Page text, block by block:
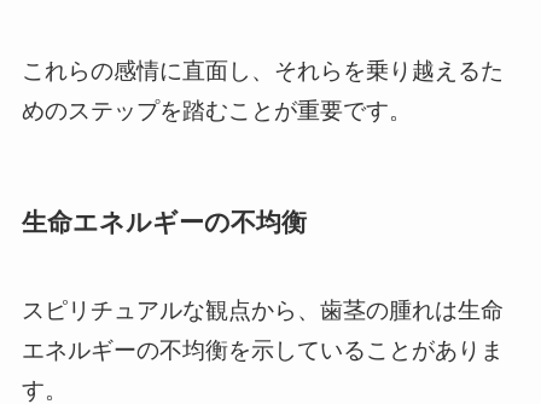
これらの感情に直面し、それらを乗り越えるた
めのステップを踏むことが重要です。
生命エネルギーの不均衡
スピリチュアルな観点から、歯茎の腫れは生命
エネルギーの不均衡を示していることがありま
す。